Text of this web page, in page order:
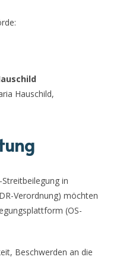
Hauschild,
in
Verordnung) möchten
(OS-
Beschwerden an die